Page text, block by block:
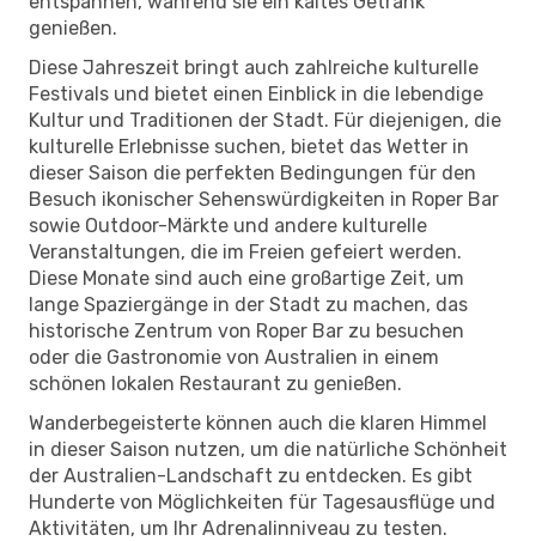
genießen.
Diese Jahreszeit bringt auch zahlreiche kulturelle
Festivals und bietet einen Einblick in die lebendige
Kultur und Traditionen der Stadt. Für diejenigen, die
kulturelle Erlebnisse suchen, bietet das Wetter in
dieser Saison die perfekten Bedingungen für den
Besuch ikonischer Sehenswürdigkeiten in Roper Bar
sowie Outdoor-Märkte und andere kulturelle
Veranstaltungen, die im Freien gefeiert werden.
Diese Monate sind auch eine großartige Zeit, um
lange Spaziergänge in der Stadt zu machen, das
historische Zentrum von Roper Bar zu besuchen
oder die Gastronomie von Australien in einem
schönen lokalen Restaurant zu genießen.
Wanderbegeisterte können auch die klaren Himmel
in dieser Saison nutzen, um die natürliche Schönheit
der Australien-Landschaft zu entdecken. Es gibt
Hunderte von Möglichkeiten für Tagesausflüge und
Aktivitäten, um Ihr Adrenalinniveau zu testen.